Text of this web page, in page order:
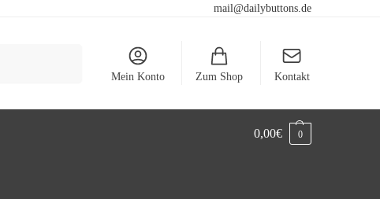
mail@dailybuttons.de
Mein Konto Zum Shop Kontakt
0,00€ 0